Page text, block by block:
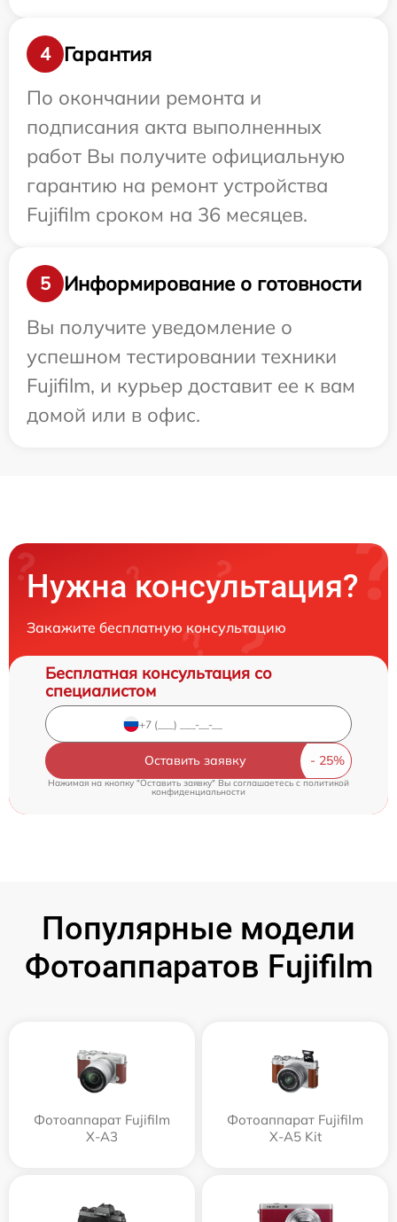
4
Гарантия
По окончании ремонта и
подписания акта выполненных
работ Вы получите официальную
гарантию на ремонт устройства
Fujifilm сроком на 36 месяцев.
5
Информирование о готовности
Вы получите уведомление о
успешном тестировании техники
Fujifilm, и курьер доставит ее к вам
домой или в офис.
Нужна консультация?
Закажите бесплатную консультацию
Бесплатная консультация со
специалистом
Оставить заявку
Нажимая на кнопку "Оставить заявку" Вы соглашаетесь c политикой
конфиденциальности
Популярные модели
Фотоаппаратов Fujifilm
Фотоаппарат Fujifilm
X-A3
Фотоаппарат Fujifilm
X-A5 Kit